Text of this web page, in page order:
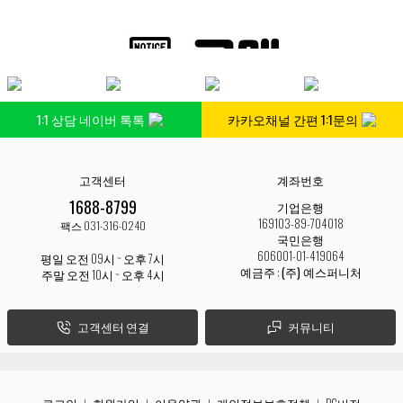
1:1 상담 네이버 톡톡 카카오채널 간편 1:1문의
고객센터
1688-8799
팩스 031-316-0240
평일 오전 09시 ~ 오후 7시
주말 오전 10시 ~ 오후 4시
고객센터 연결
계좌번호
기업은행
169103-89-704018
국민은행
606001-01-419064
예금주 :(주) 예스퍼니처
커뮤니티